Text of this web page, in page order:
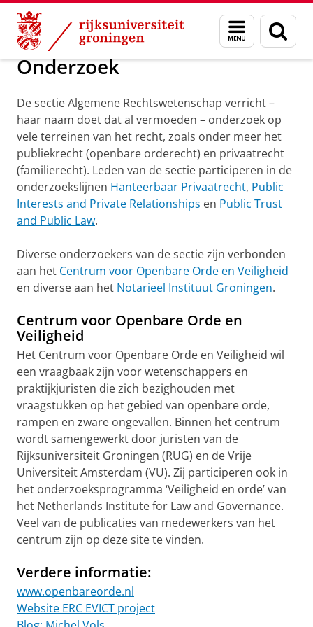
Skip
Content
Skip
Navigation
Menu
en
zoeken
Algemene Rechtswetenschap
Onderzoek
De sectie Algemene Rechtswetenschap verricht –
haar naam doet dat al vermoeden – onderzoek op
vele terreinen van het recht, zoals onder meer het
publiekrecht (openbare orderecht) en privaatrecht
(familierecht). Leden van de sectie participeren in de
onderzoekslijnen Hanteerbaar Privaatrecht, Public
Interests and Private Relationships en Public Trust
and Public Law.
Diverse onderzoekers van de sectie zijn verbonden
aan het Centrum voor Openbare Orde en Veiligheid
en diverse aan het Notarieel Instituut Groningen.
Centrum voor Openbare Orde en
Veiligheid
Het Centrum voor Openbare Orde en Veiligheid wil
een vraagbaak zijn voor wetenschappers en
praktijkjuristen die zich bezighouden met
vraagstukken op het gebied van openbare orde,
rampen en zware ongevallen. Binnen het centrum
wordt samengewerkt door juristen van de
Rijksuniversiteit Groningen (RUG) en de Vrije
Universiteit Amsterdam (VU). Zij participeren ook in
het onderzoeksprogramma ‘Veiligheid en orde’ van
het Netherlands Institute for Law and Governance.
Veel van de publicaties van medewerkers van het
centrum zijn op deze site te vinden.
Verdere informatie:
www.openbareorde.nl
Website ERC EVICT project